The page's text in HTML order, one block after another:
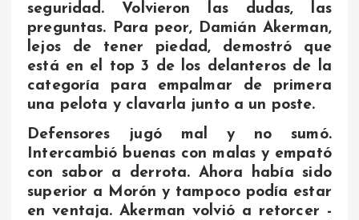
seguridad. Volvieron las dudas, las
preguntas. Para peor, Damián Akerman,
lejos de tener piedad, demostró que
está en el top 3 de los delanteros de la
categoría para empalmar de primera
una pelota y clavarla junto a un poste.
Defensores jugó mal y no sumó.
Intercambió buenas con malas y empató
con sabor a derrota. Ahora había sido
superior a Morón y tampoco podía estar
en ventaja. Akerman volvió a retorcer -